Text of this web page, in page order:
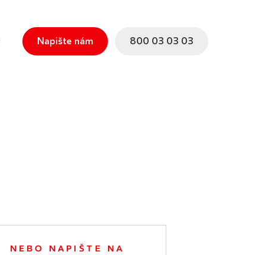
800 03 03 03
Napište nám
NEBO NAPIŠTE NA